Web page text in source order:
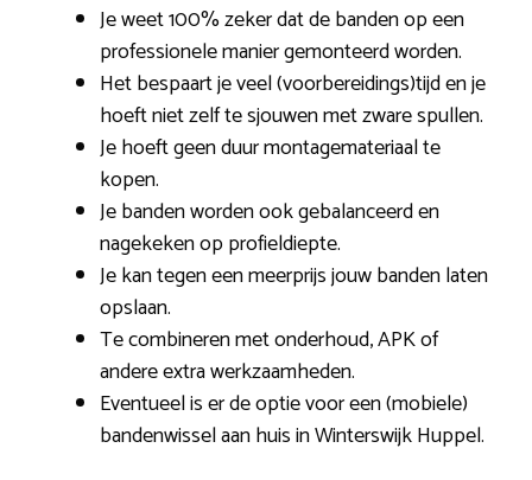
Je weet 100% zeker dat de banden op een
professionele manier gemonteerd worden.
Het bespaart je veel (voorbereidings)tijd en je
hoeft niet zelf te sjouwen met zware spullen.
Je hoeft geen duur montagemateriaal te
kopen.
Je banden worden ook gebalanceerd en
nagekeken op profieldiepte.
Je kan tegen een meerprijs jouw banden laten
opslaan.
Te combineren met onderhoud, APK of
andere extra werkzaamheden.
Eventueel is er de optie voor een (mobiele)
bandenwissel aan huis in Winterswijk Huppel.